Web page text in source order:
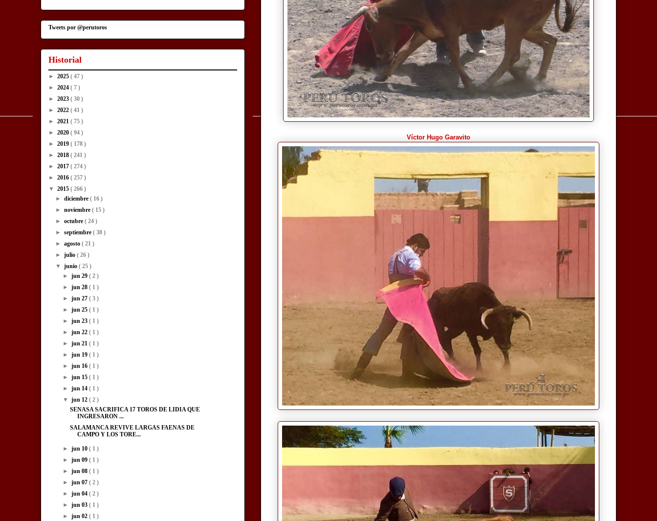
Víctor Hugo Garavito
Tweets por @perutoros
Historial
► 2025 ( 47 )
► 2024 ( 7 )
► 2023 ( 30 )
► 2022 ( 41 )
► 2021 ( 75 )
► 2020 ( 94 )
► 2019 ( 178 )
► 2018 ( 241 )
► 2017 ( 274 )
► 2016 ( 257 )
▼ 2015 ( 266 )
►diciembre( 16 )
►noviembre( 15 )
►octubre( 24 )
►septiembre( 38 )
►agosto( 21 )
►julio( 26 )
▼junio( 25 )
► jun 29 ( 2 )
► jun 28 ( 1 )
► jun 27 ( 3 )
► jun 25 ( 1 )
► jun 23 ( 1 )
► jun 22 ( 1 )
► jun 21 ( 1 )
► jun 19 ( 1 )
► jun 16 ( 1 )
► jun 15 ( 1 )
► jun 14 ( 1 )
▼ jun 12 ( 2 )
SENASA SACRIFICA 17 TOROS DE LIDIA QUE
INGRESARON ...
SALAMANCA REVIVE LARGAS FAENAS DE
CAMPO Y LOS TORE...
► jun 10 ( 1 )
► jun 09 ( 1 )
► jun 08 ( 1 )
► jun 07 ( 2 )
► jun 04 ( 2 )
► jun 03 ( 1 )
► jun 02 ( 1 )